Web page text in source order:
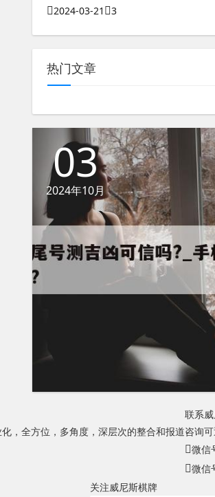
2024-03-21
3
热门文章
03
2024年10月
，全方位，多角度，深层次的整合和报道
联系
咨询
微信
微信
关注威尼斯棋牌